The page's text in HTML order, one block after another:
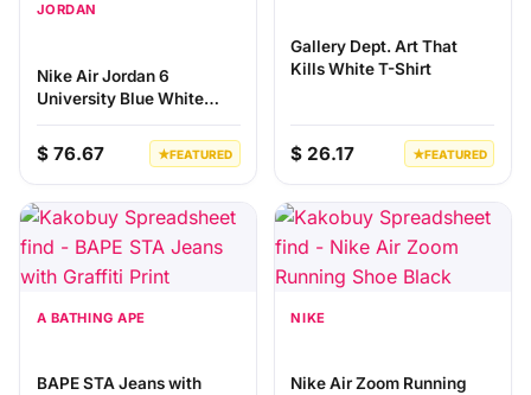
JORDAN
Nike Air Jordan 6
University Blue White
$ 76.67 ★FEATURED
Gallery Dept. Art That
Kills White T-Shirt
$ 26.17 ★FEATURED
A BATHING APE
BAPE STA Jeans with
NIKE
Nike Air Zoom Running